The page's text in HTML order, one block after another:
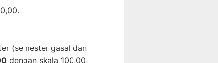
(semester gasal dan
dengan skala 100,00,